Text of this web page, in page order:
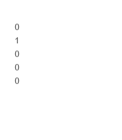
0
1
0
0
0